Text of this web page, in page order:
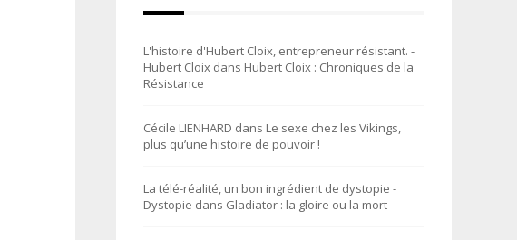
L'histoire d'Hubert Cloix, entrepreneur résistant. -
Hubert Cloix dans Hubert Cloix : Chroniques de la
Résistance
Cécile LIENHARD dans Le sexe chez les Vikings,
plus qu’une histoire de pouvoir !
La télé-réalité, un bon ingrédient de dystopie -
Dystopie dans Gladiator : la gloire ou la mort